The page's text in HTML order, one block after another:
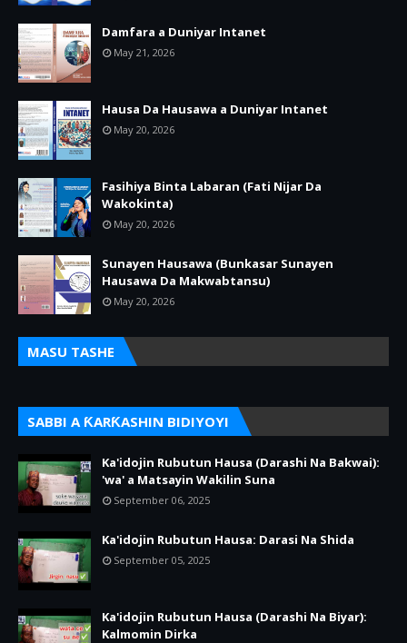
Damfara a Duniyar Intanet
May 21, 2026
Hausa Da Hausawa a Duniyar Intanet
May 20, 2026
Fasihiya Binta Labaran (Fati Nijar Da
Wakokinta)
May 20, 2026
Sunayen Hausawa (Bunkasar Sunayen
Hausawa Da Makwabtansu)
May 20, 2026
MASU TASHE
SABBI A ƘARƘASHIN BIDIYOYI
Ka'idojin Rubutun Hausa (Darashi Na Bakwai):
'wa' a Matsayin Wakilin Suna
September 06, 2025
Ka'idojin Rubutun Hausa: Darasi Na Shida
September 05, 2025
Ka'idojin Rubutun Hausa (Darashi Na Biyar):
Kalmomin Dirka